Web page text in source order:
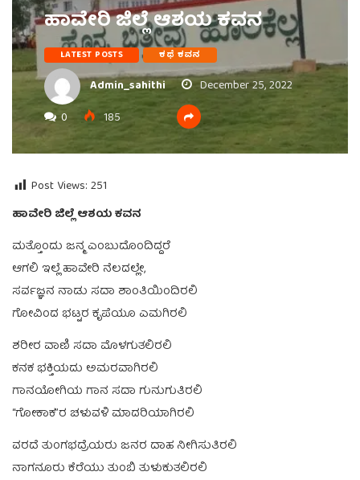
ಹಾವೇರಿ ಜಿಲ್ಲೆ ಆಶಯ ಕವನ
LATEST POSTS ಕಥೆ ಕವನ
Admin_sahithi
December 25, 2022
0
185
Post Views: 251
ಹಾವೇರಿ ಜಿಲ್ಲೆ ಆಶಯ ಕವನ
ಮತ್ತೊಂದು ಜನ್ಮ ಎಂಬುದೊಂದಿದ್ದರೆ
ಆಗಲಿ ಇಲ್ಲೆ ಹಾವೇರಿ ನೆಲದಲ್ಲೇ,
ಸರ್ವಜ್ಞನ ನಾಡು ಸದಾ ಶಾಂತಿಯಿಂದಿರಲಿ
ಗೋವಿಂದ ಭಟ್ಟರ ಕೃಪೆಯೂ ಎಮಗಿರಲಿ
ಶರೀರ ವಾಣಿ ಸದಾ ಮೊಳಗುತಲಿರಲಿ
ಕನಕ ಭಕ್ತಿಯದು ಅಮರವಾಗಿರಲಿ
ಗಾನಯೋಗಿಯ ಗಾನ ಸದಾ ಗುನುಗುತಿರಲಿ
“ಗೋಕಾಕ”ರ ಚಳುವಳಿ ಮಾದರಿಯಾಗಿರಲಿ
ವರದೆ ತುಂಗಭದ್ರೆಯರು ಜನರ ದಾಹ ನೀಗಿಸುತಿರಲಿ
ನಾಗನೂರು ಕೆರೆಯು ತುಂಬಿ ತುಳುಕುತಲಿರಲಿ